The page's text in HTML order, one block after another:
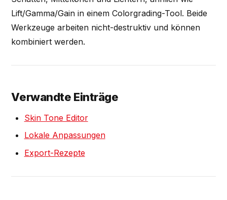
Lift/Gamma/Gain in einem Colorgrading-Tool. Beide
Werkzeuge arbeiten nicht-destruktiv und können
kombiniert werden.
Verwandte Einträge
Skin Tone Editor
Lokale Anpassungen
Export-Rezepte